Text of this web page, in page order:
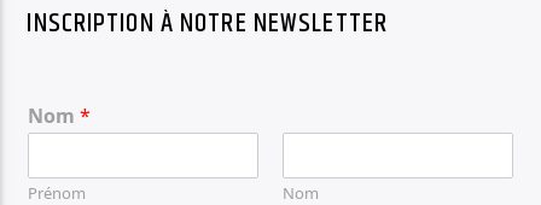
INSCRIPTION À NOTRE NEWSLETTER
Nom*
Prénom Nom